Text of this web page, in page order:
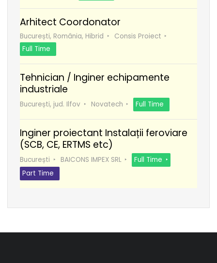
Arhitect Coordonator
București, România, Hibrid
Consis Proiect
Full Time
Tehnician / Inginer echipamente
industriale
București, jud. Ilfov Novatech Full Time
Inginer proiectant Instalații feroviare
(SCB, CE, ERTMS etc)
București BAICONS IMPEX SRL
Full Time
Part Time